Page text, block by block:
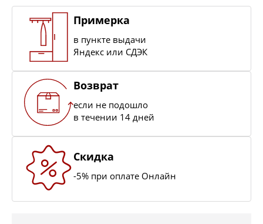
Примерка
в пункте выдачи
Яндекс или СДЭК
Возврат
если не подошло
в течении 14 дней
Скидка
-5% при оплате Онлайн